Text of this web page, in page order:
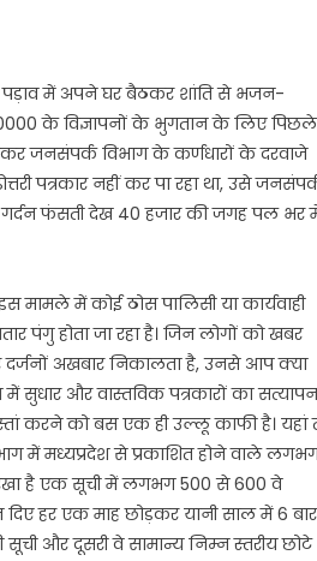
पड़ाव में अपने घर बैठकर शांति से भजन-
के विज्ञापनों के भुगतान के लिए पिछले
जनसंपर्क विभाग के कर्णधारों के दरवाजे
पत्रकार नहीं कर पा रहा था, उसे
फंसती देख 40 हजार की जगह पल भर
में कोई ठोस पालिसी या कार्यवाही
पंगु होता जा रहा है। जिन लोगों को खबर
अखबार निकालता है, उनसे आप क्या
सुधार और वास्तविक पत्रकारों का सत्यापन
करने को बस एक ही उल्लू काफी है। यहां
में मध्यप्रदेश से प्रकाशित होने वाले
रखा है एक सूची में लगभग 500 से 600 वे
दिए हर एक माह छोड़कर यानी साल में 6 बार
सूची और दूसरी वे सामान्य निम्न स्तरीय छोटे